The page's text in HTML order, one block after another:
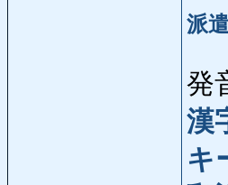
派
発
漢
キ